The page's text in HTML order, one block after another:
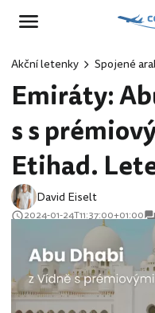
Akční letenky Spojené
Emiráty:
s s
Etihad.
David Eiselt
2024-01-24T11:37:00+01:00